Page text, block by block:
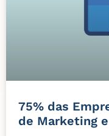
75% das
de Marketing